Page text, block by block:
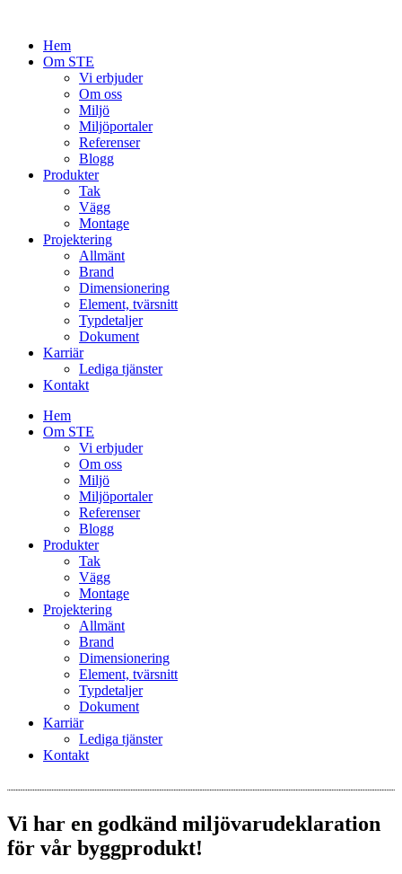
contentHem
Om STE
Vi erbjuder
Om oss
Miljö
Miljöportaler
Referenser
Blogg
Produkter
Tak
Vägg
Montage
Projektering
Allmänt
Brand
Dimensionering
Element, tvärsnitt
Typdetaljer
Dokument
Karriär
Lediga tjänster
Kontakt
Hem
Om STE
Vi erbjuder
Om oss
Miljö
Miljöportaler
Referenser
Blogg
Produkter
Tak
Vägg
Montage
Projektering
Allmänt
Brand
Dimensionering
Element, tvärsnitt
Typdetaljer
Dokument
Karriär
Lediga tjänster
Kontakt
Vi har en godkänd miljövarudeklaration
för vår byggprodukt!